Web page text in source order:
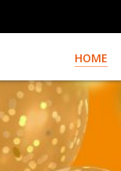
HOME